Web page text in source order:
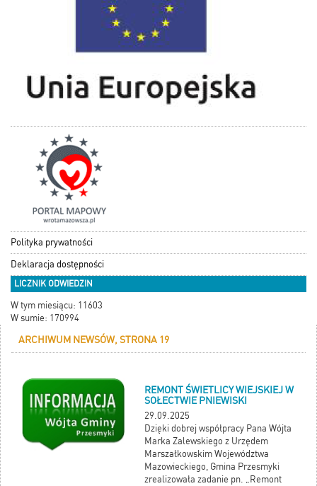
Polityka prywatności
Deklaracja dostępności
LICZNIK ODWIEDZIN
W tym miesiącu: 11603
W sumie: 170994
ARCHIWUM NEWSÓW, STRONA 19
REMONT ŚWIETLICY WIEJSKIEJ W
SOŁECTWIE PNIEWISKI
29.09.2025
Dzięki dobrej współpracy Pana Wójta
Marka Zalewskiego z Urzędem
Marszałkowskim Województwa
Mazowieckiego, Gmina Przesmyki
zrealizowała zadanie pn. „Remont